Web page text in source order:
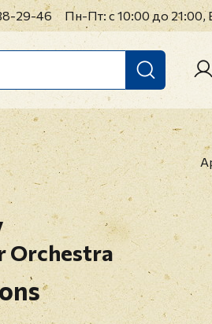
29-46 Пн-Пт: с 10:00 до 21:00,
Orchestra